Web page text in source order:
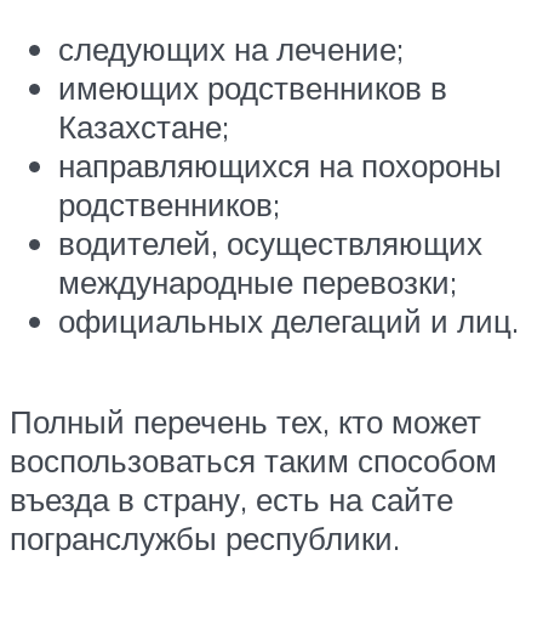
следующих на лечение;
имеющих родственников в
Казахстане;
направляющихся на похороны
родственников;
водителей, осуществляющих
международные перевозки;
официальных делегаций и лиц.
Полный перечень тех, кто может
воспользоваться таким способом
въезда в страну, есть на сайте
погранслужбы республики.